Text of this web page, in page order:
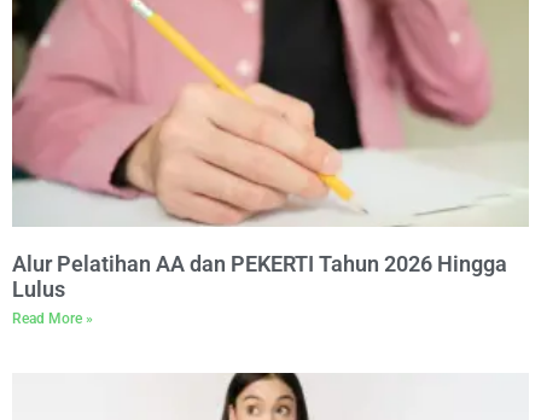
Alur Pelatihan AA dan PEKERTI Tahun 2026 Hingga
Lulus
Read More »